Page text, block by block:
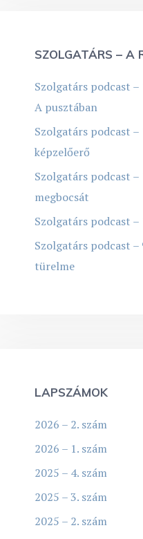
SZOLGATÁRS – A
Szolgatárs podcast –
A pusztában
Szolgatárs podcast –
képzelőerő
Szolgatárs podcast –
megbocsát
Szolgatárs podcast –
Szolgatárs podcast
türelme
LAPSZÁMOK
2026 – 2. szám
2026 – 1. szám
2025 – 4. szám
2025 – 3. szám
2025 – 2. szám